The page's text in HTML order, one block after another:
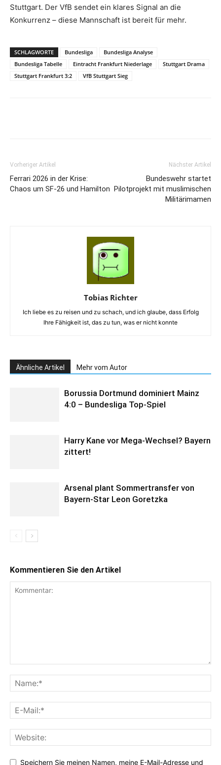
Stuttgart. Der VfB sendet ein klares Signal an die
Konkurrenz – diese Mannschaft ist bereit für mehr.
SCHLAGWORTE Bundesliga
Bundesliga Analyse
Bundesliga Tabelle
Eintracht Frankfurt Niederlage
Stuttgart Drama
Stuttgart Frankfurt 3:2
VfB Stuttgart Sieg
Vorheriger Artikel
Ferrari 2026 in der Krise:
Chaos um SF-26 und Hamilton
Nächster Artikel
Bundeswehr startet
Pilotprojekt mit muslimischen
Militärimamen
Tobias Richter
Ich liebe es zu reisen und zu schach, und ich glaube, dass Erfolg
Ihre Fähigkeit ist, das zu tun, was er nicht konnte
Ähnliche Artikel Mehr vom Autor
Borussia Dortmund dominiert Mainz
4:0 – Bundesliga Top-Spiel
Harry Kane vor Mega-Wechsel? Bayern
zittert!
Arsenal plant Sommertransfer von
Bayern-Star Leon Goretzka
Kommentieren Sie den Artikel
Speichern Sie meinen Namen, meine E-Mail-Adresse und